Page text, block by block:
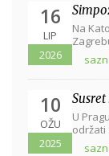
16
LIP
2026
Na
10
OŽU
2025
U
održati